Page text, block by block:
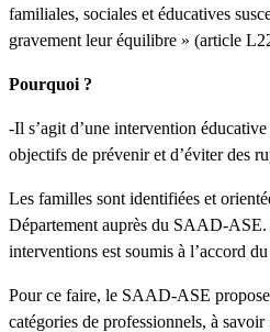
familiales, sociales et éducatives
gravement leur équilibre » (article
Pourquoi ?
-Il s’agit d’une intervention
objectifs de prévenir et d’éviter des
Les familles sont identifiées et
Département auprès du SAAD-ASE.
interventions est soumis à l’accord
Pour ce faire, le SAAD-ASE
catégories de professionnels, à savoir